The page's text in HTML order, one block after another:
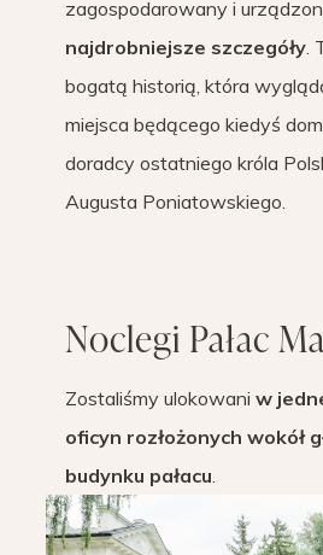
zagospodarowany i
najdrobniejsze szczegóły
bogatą historią, która
miejsca będącego kiedyś
doradcy ostatniego króla
Augusta Poniatowskiego.
Noclegi Pałac
Zostaliśmy ulokowani w
oficyn rozłożonych wokół
budynku pałacu